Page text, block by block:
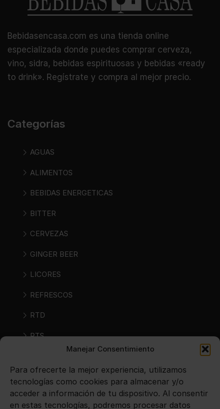
Manejar Consentimiento
Para ofrecerte la mejor experiencia, utilizamos
tecnologías como cookies para almacenar y/o
acceder a información de tu dispositivo. Al consentir
en estas tecnologías, podremos procesar datos
Bebidasencasa.com es una tienda online
especializada donde puedes comprar cerveza,
vino, sidra, bebidas espirituosas y bebidas «ready
to drink». Regístrate y compra al mejor precio.
Categorías
AGUAS
ALIMENTOS
BEBIDAS ENERGETICAS
BITTER
CERVEZAS
GINGER BEER
LICORES
REFRESCOS
RTD
RTS
VINOS